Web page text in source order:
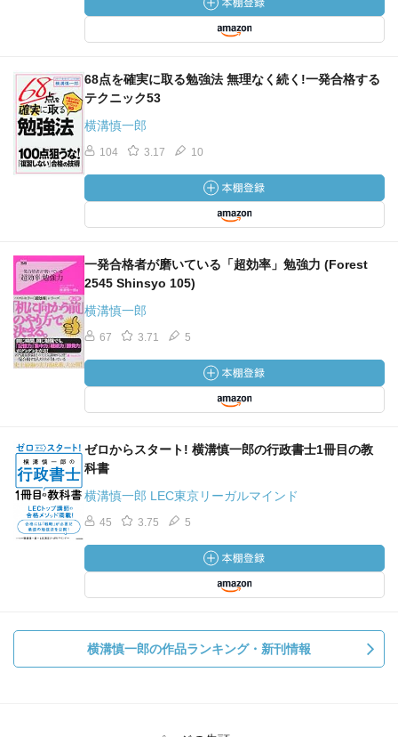
68点を確実に取る勉強法 無理なく続く!一発合格する
テクニック53
横溝慎一郎
104 3.17 10
一発合格者が磨いている「超効率」勉強力 (Forest
2545 Shinsyo 105)
横溝慎一郎
67 3.71 5
ゼロからスタート! 横溝慎一郎の行政書士1冊目の教
科書
横溝慎一郎 LEC東京リーガルマインド
45 3.75 5
横溝慎一郎の作品ランキング・新刊情報